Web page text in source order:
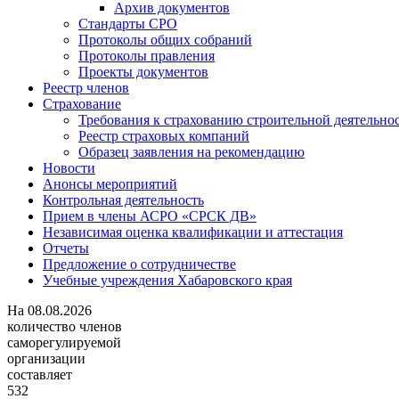
Архив документов
Стандарты СРО
Протоколы общих собраний
Протоколы правления
Проекты документов
Реестр членов
Страхование
Требования к страхованию строительной
Реестр страховых компаний
Образец заявления на рекомендацию
Новости
Анонсы мероприятий
Контрольная деятельность
Прием в члены АСРО «СРСК ДВ»
Независимая оценка квалификации и аттестация
Отчеты
Предложение о сотрудничестве
Учебные учреждения Хабаровского края
На 08.08.2026
количество членов
саморегулируемой
организации
составляет
532